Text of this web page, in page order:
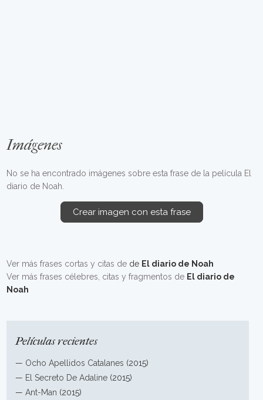
Imágenes
No se ha encontrado imágenes sobre esta frase de la película El
diario de Noah.
Crear imagen con esta frase
Ver más frases cortas y citas de de El diario de Noah
Ver más frases célebres, citas y fragmentos de El diario de
Noah
Películas recientes
— Ocho Apellidos Catalanes (2015)
— El Secreto De Adaline (2015)
—Ant-Man (2015)